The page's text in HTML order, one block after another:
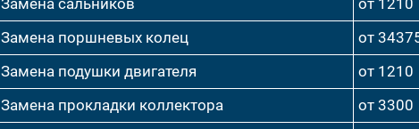
Замена сальников
от 1210
Замена поршневых колец
от
Замена подушки двигателя
от 1210
Замена прокладки коллектора
от 3300